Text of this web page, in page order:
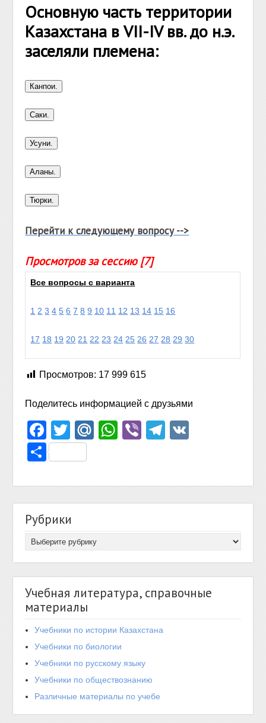
Основную часть территории
Казахстана в VII-IV вв. до н.э.
заселяли племена:
Перейти к следующему вопросу -->
Просмотров за сессию [7]
Все вопросы с варианта
1 2 3 4 5 6 7 8 9 10 11 12 13 14 15 16
17 18 19 20 21 22 23 24 25 26 27 28 29 30
Просмотров: 17 999 615
Поделитесь информацией с друзьями
Facebook
TwitterMail.Ru
WhatsApp
ViberTelegram
Отправить
Рубрики
Учебная литература, справочные
материалы
Учебники по истории Казахстана
Учебники по биологии
Учебники по русскому языку
Учебники по обществознанию
Различные материалы по учебе